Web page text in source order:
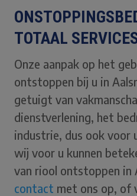
TOTAAL
Onze aanpak op het
ontstoppen bij u in
getuigt van
dienstverlening, het
industrie, dus ook
wij voor u kunnen
van riool ontstoppen in
contact met ons op, of